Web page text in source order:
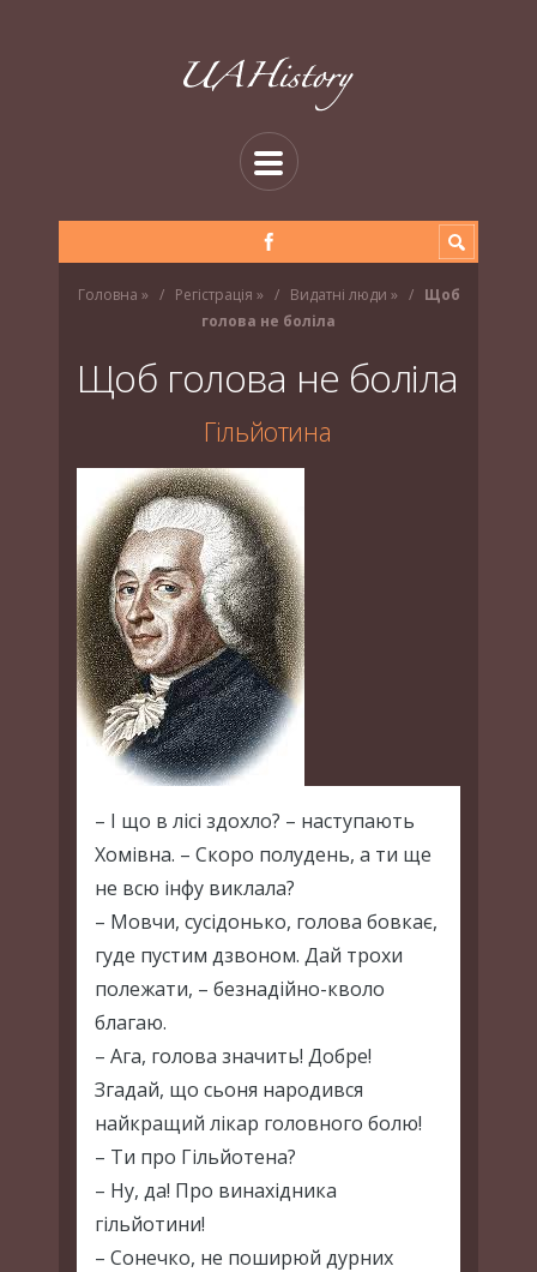
Головна » Регістрація » Видатні люди »
Щоб
голова не боліла
Щоб голова не боліла
Гільйотина
– І що в лісі здохло? – наступають
Хомівна. – Скоро полудень, а ти ще
не всю інфу виклала?
– Мовчи, сусідонько, голова бовкає,
гуде пустим дзвоном. Дай трохи
полежати, – безнадійно-кволо
благаю.
– Ага, голова значить! Добре!
Згадай, що сьоня народився
найкращий лікар головного болю!
– Ти про Гільйотена?
– Ну, да! Про винахідника
гільйотини!
– Сонечко, не поширюй дурних